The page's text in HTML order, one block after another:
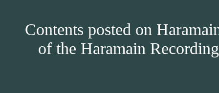
Contents posted on
of the Haramain